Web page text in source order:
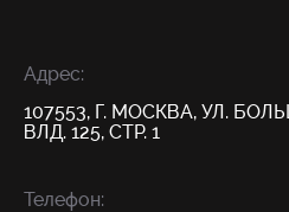
Адрес:
107553, Г. МОСКВА, УЛ.
ВЛД. 125, СТР. 1
Телефон: